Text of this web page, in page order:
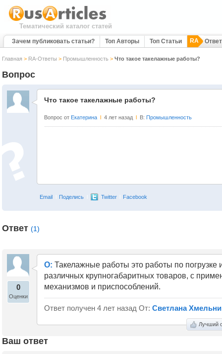
Тематический каталог статей
Зачем публиковать статьи? Топ Авторы Топ Статьи RA
Главная > RA-Ответы > Промышленность > Что такое такелажные работы?
Вопрос
Что такое такелажные работы?
Вопрос от Екатерина l 4 лет назад l В: Промышленность
Email Поделись Twitter Facebook
Ответ (1)
0
Оценки
О: Такелажные работы это работы по погрузке
различных крупногабаритных товаров, с
механизмов и приспособлений.
Ответ получен 4 лет назад От: Светлана
Лучший
Ваш ответ